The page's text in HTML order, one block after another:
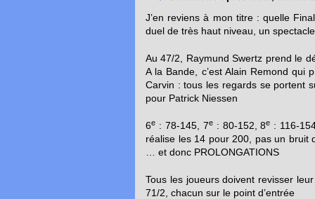
J’en reviens à mon titre : quelle
duel de très haut niveau, un
Au 47/2, Raymund Swertz prend le
A la Bande, c’est Alain Remond qui
Carvin : tous les regards se portent
pour Patrick Niessen
6e : 78-145, 7e: 80-152, 8e : 116-
réalise les 14 pour 200, pas un bruit
… et donc PROLONGATIONS
Tous les joueurs doivent revisser
71/2, chacun sur le point d’entrée